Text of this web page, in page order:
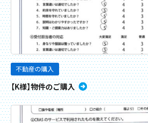
不動産の購入
【K様】物件のご購入